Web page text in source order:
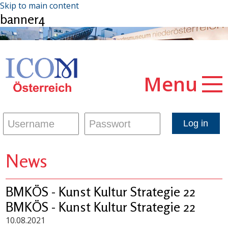
Skip to main content
banner4
Menu
News
BMKÖS - Kunst Kultur Strategie 22
BMKÖS - Kunst Kultur Strategie 22
10.08.2021